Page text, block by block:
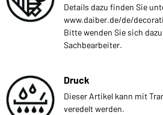
Details dazu finden Sie
www.daiber.de/de/
Bitte wenden Sie sich
Sachbearbeiter.
Druck
Dieser Artikel kann mit
veredelt werden.